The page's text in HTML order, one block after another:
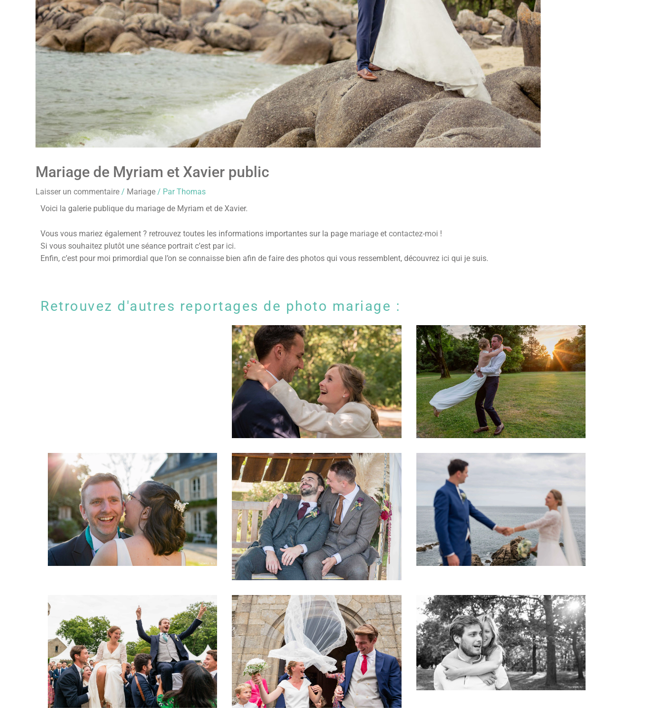
Mariage de Myriam et Xavier public
Laisser un commentaire / Mariage / ParThomas
Voici la galerie publique du mariage de Myriam et de Xavier.
Vous vous mariez également ? retrouvez toutes les informations importantes sur la page mariage et contactez-moi !
Si vous souhaitez plutôt une séance portrait c’est par ici.
Enfin, c’est pour moi primordial que l’on se connaisse bien afin de faire des photos qui vous ressemblent, découvrez ici qui je suis.
Retrouvez d'autres reportages de photo mariage :